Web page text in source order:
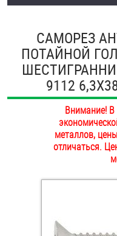
ОПЛАТА И ДОСТАВКА
НАШИ МАГАЗИНЫ
Втулки
Гайки
Дюймовый крепёж
Заклепки
Инструмент
САМОРЕЗ
ПОТАЙНОЙ
9112
Внимание! В
металлов,
отличаться.